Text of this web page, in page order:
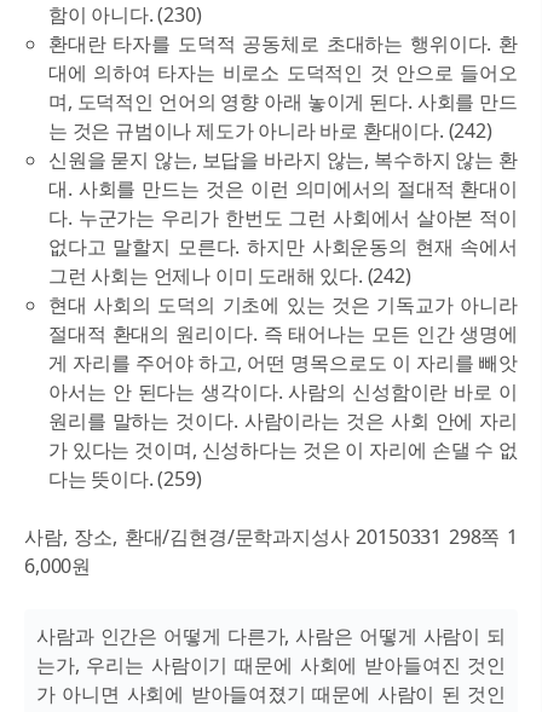
함이 아니다. (230)
환대란 타자를 도덕적 공동체로 초대하는 행위이다. 환
대에 의하여 타자는 비로소 도덕적인 것 안으로 들어오
며, 도덕적인 언어의 영향 아래 놓이게 된다. 사회를 만드
는 것은 규범이나 제도가 아니라 바로 환대이다. (242)
신원을 묻지 않는, 보답을 바라지 않는, 복수하지 않는 환
대. 사회를 만드는 것은 이런 의미에서의 절대적 환대이
다. 누군가는 우리가 한번도 그런 사회에서 살아본 적이
없다고 말할지 모른다. 하지만 사회운동의 현재 속에서
그런 사회는 언제나 이미 도래해 있다. (242)
현대 사회의 도덕의 기초에 있는 것은 기독교가 아니라
절대적 환대의 원리이다. 즉 태어나는 모든 인간 생명에
게 자리를 주어야 하고, 어떤 명목으로도 이 자리를 빼앗
아서는 안 된다는 생각이다. 사람의 신성함이란 바로 이
원리를 말하는 것이다. 사람이라는 것은 사회 안에 자리
가 있다는 것이며, 신성하다는 것은 이 자리에 손댈 수 없
다는 뜻이다. (259)
사람, 장소, 환대/김현경/문학과지성사 20150331 298쪽 1
6,000원
사람과 인간은 어떻게 다른가, 사람은 어떻게 사람이 되
는가, 우리는 사람이기 때문에 사회에 받아들여진 것인
가 아니면 사회에 받아들여졌기 때문에 사람이 된 것인